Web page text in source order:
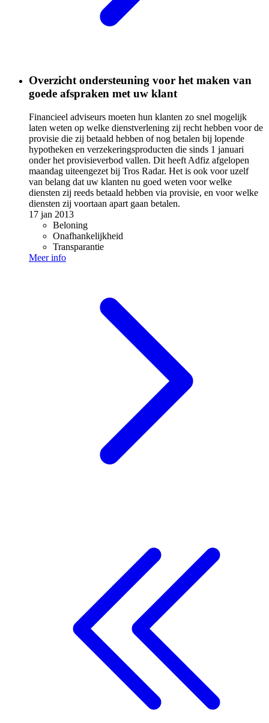
Overzicht ondersteuning voor het maken van
goede afspraken met uw klant
Financieel adviseurs moeten hun klanten zo snel mogelijk
laten weten op welke dienstverlening zij recht hebben voor de
provisie die zij betaald hebben of nog betalen bij lopende
hypotheken en verzekeringsproducten die sinds 1 januari
onder het provisieverbod vallen. Dit heeft Adfiz afgelopen
maandag uiteengezet bij Tros Radar. Het is ook voor uzelf
van belang dat uw klanten nu goed weten voor welke
diensten zij reeds betaald hebben via provisie, en voor welke
diensten zij voortaan apart gaan betalen.
17 jan 2013
Beloning
Onafhankelijkheid
Transparantie
Meer info